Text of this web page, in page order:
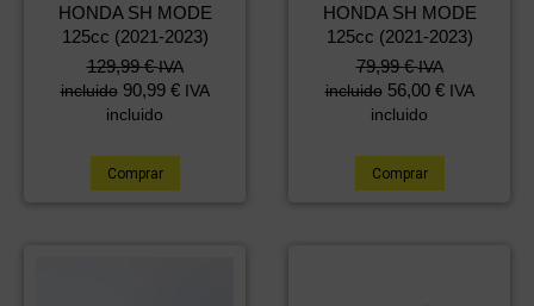
HONDA SH MODE
125cc (2021-2023)
129,99€ IVA
incluido 90,99 € IVA
incluido
Comprar
HONDA SH MODE
125cc (2021-2023)
79,99€ IVA
incluido 56,00 € IVA
incluido
Comprar